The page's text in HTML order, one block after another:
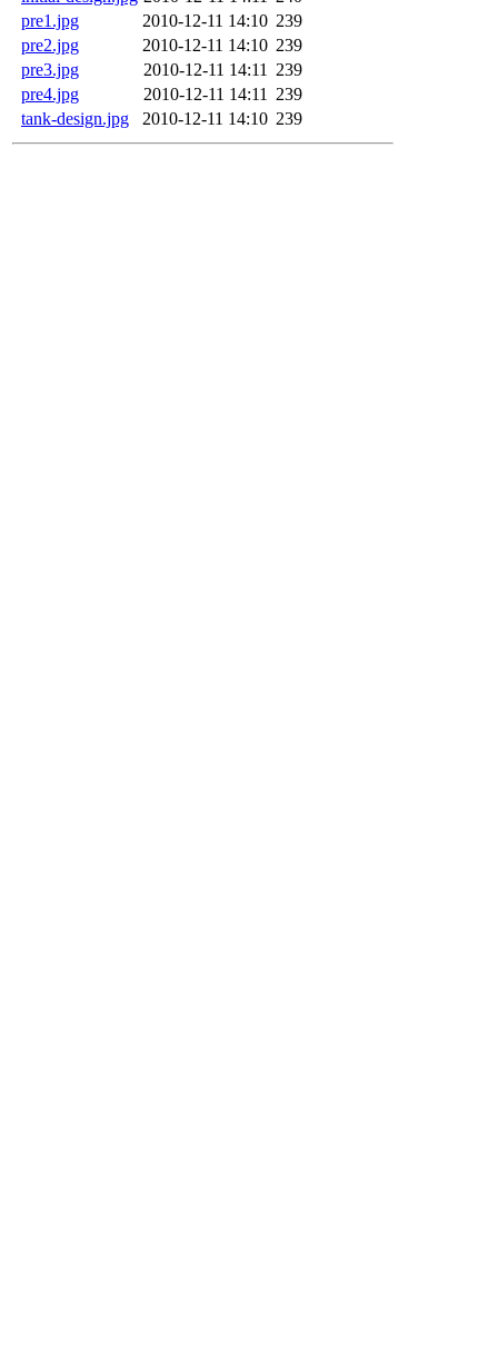
pre1.jpg
2010-12-11 14:10 239
pre2.jpg
2010-12-11 14:10 239
pre3.jpg
2010-12-11 14:11
239
pre4.jpg
2010-12-11 14:11
239
tank-design.jpg
2010-12-11 14:10 239